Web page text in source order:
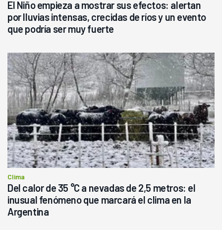
El Niño empieza a mostrar sus efectos: alertan
por lluvias intensas, crecidas de ríos y un evento
que podría ser muy fuerte
Clima
Del calor de 35 °C a nevadas de 2,5 metros: el
inusual fenómeno que marcará el clima en la
Argentina